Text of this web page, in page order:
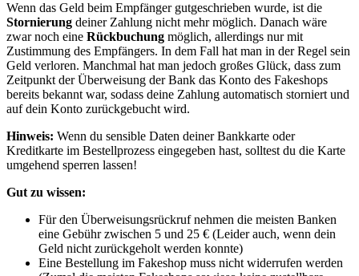
Wenn das Geld beim Empfänger gutgeschrieben wurde, ist die
Stornierung deiner Zahlung nicht mehr möglich. Danach wäre
zwar noch eine Rückbuchung möglich, allerdings nur mit
Zustimmung des Empfängers. In dem Fall hat man in der Regel sein
Geld verloren. Manchmal hat man jedoch großes Glück, dass zum
Zeitpunkt der Überweisung der Bank das Konto des Fakeshops
bereits bekannt war, sodass deine Zahlung automatisch storniert und
auf dein Konto zurückgebucht wird.
Hinweis: Wenn du sensible Daten deiner Bankkarte oder
Kreditkarte im Bestellprozess eingegeben hast, solltest du die Karte
umgehend sperren lassen!
Gut zu wissen:
Für den Überweisungsrückruf nehmen die meisten Banken
eine Gebühr zwischen 5 und 25 € (Leider auch, wenn dein
Geld nicht zurückgeholt werden konnte)
Eine Bestellung im Fakeshop muss nicht widerrufen werden